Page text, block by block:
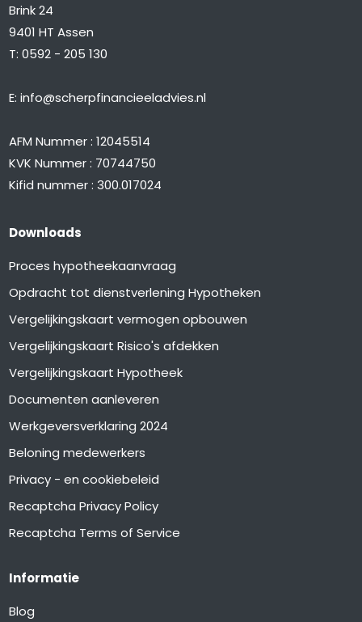
Brink 24
9401 HT Assen
T:0592 - 205 130
E:info@scherpfinancieeladvies.nl
AFM Nummer : 12045514
KVK Nummer : 70744750
Kifid nummer : 300.017024
Downloads
Proces hypotheekaanvraag
Opdracht tot dienstverlening Hypotheken
Vergelijkingskaart vermogen opbouwen
Vergelijkingskaart Risico's afdekken
Vergelijkingskaart Hypotheek
Documenten aanleveren
Werkgeversverklaring 2024
Beloning medewerkers
Privacy - en cookiebeleid
Recaptcha Privacy Policy
Recaptcha Terms of Service
Informatie
Blog